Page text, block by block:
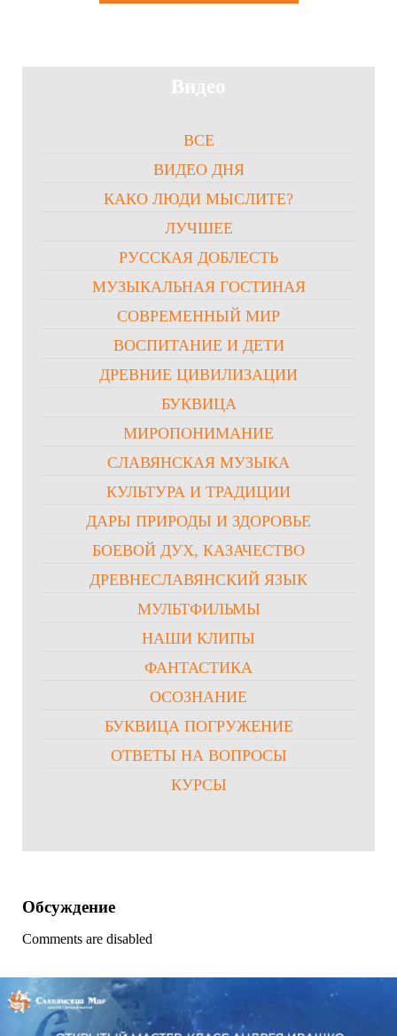
Видео
ВСЕ
ВИДЕО ДНЯ
КАКО ЛЮДИ МЫСЛИТЕ?
ЛУЧШЕЕ
РУССКАЯ ДОБЛЕСТЬ
МУЗЫКАЛЬНАЯ ГОСТИНАЯ
СОВРЕМЕННЫЙ МИР
ВОСПИТАНИЕ И ДЕТИ
ДРЕВНИЕ ЦИВИЛИЗАЦИИ
БУКВИЦА
МИРОПОНИМАНИЕ
СЛАВЯНСКАЯ МУЗЫКА
КУЛЬТУРА И ТРАДИЦИИ
ДАРЫ ПРИРОДЫ И ЗДОРОВЬЕ
БОЕВОЙ ДУХ, КАЗАЧЕСТВО
ДРЕВНЕСЛАВЯНСКИЙ ЯЗЫК
МУЛЬТФИЛЬМЫ
НАШИ КЛИПЫ
ФАНТАСТИКА
ОСОЗНАНИЕ
БУКВИЦА ПОГРУЖЕНИЕ
ОТВЕТЫ НА ВОПРОСЫ
КУРСЫ
Обсуждение
Comments are disabled